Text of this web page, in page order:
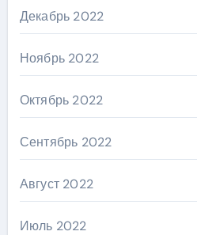
Декабрь 2022
Ноябрь 2022
Октябрь 2022
Сентябрь 2022
Август 2022
Июль 2022